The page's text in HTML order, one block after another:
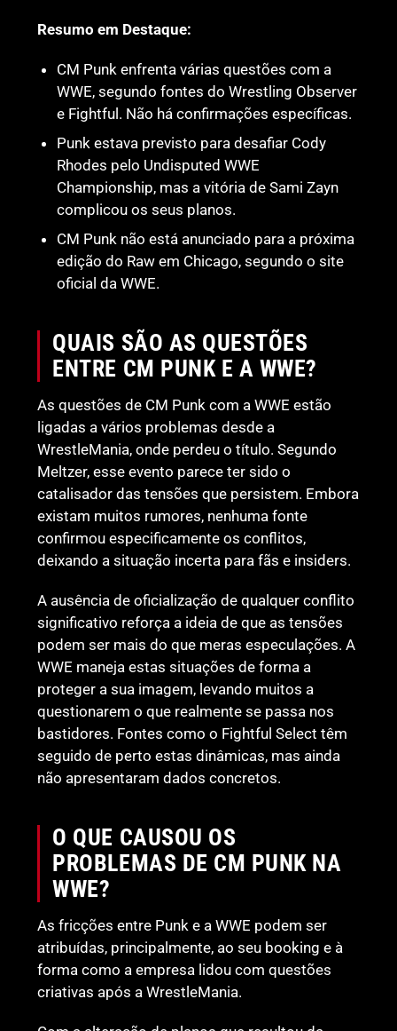
Resumo em Destaque:
CM Punk enfrenta várias questões com a
WWE, segundo fontes do Wrestling Observer
e Fightful. Não há confirmações específicas.
Punk estava previsto para desafiar Cody
Rhodes pelo Undisputed WWE
Championship, mas a vitória de Sami Zayn
complicou os seus planos.
CM Punk não está anunciado para a próxima
edição do Raw em Chicago, segundo o site
oficial da WWE.
QUAIS SÃO AS QUESTÕES
ENTRE CM PUNK E A WWE?
As questões de CM Punk com a WWE estão
ligadas a vários problemas desde a
WrestleMania, onde perdeu o título. Segundo
Meltzer, esse evento parece ter sido o
catalisador das tensões que persistem. Embora
existam muitos rumores, nenhuma fonte
confirmou especificamente os conflitos,
deixando a situação incerta para fãs e insiders.
A ausência de oficialização de qualquer conflito
significativo reforça a ideia de que as tensões
podem ser mais do que meras especulações. A
WWE maneja estas situações de forma a
proteger a sua imagem, levando muitos a
questionarem o que realmente se passa nos
bastidores. Fontes como o Fightful Select têm
seguido de perto estas dinâmicas, mas ainda
não apresentaram dados concretos.
O QUE CAUSOU OS
PROBLEMAS DE CM PUNK NA
WWE?
As fricções entre Punk e a WWE podem ser
atribuídas, principalmente, ao seu booking e à
forma como a empresa lidou com questões
criativas após a WrestleMania.